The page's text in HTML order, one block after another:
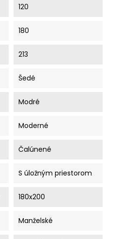
120
180
213
Šedé
Modré
Moderné
Čalúnené
S úložným priestorom
180x200
Manželské